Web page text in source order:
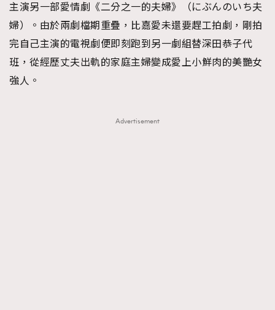
主演另一部愛情劇《二分之一的夫婦》（にぶんのいち夫
婦）。由於兩劇檔期重疊，比嘉愛未還要趕工拍劇，剛拍
完自己主演的電視劇便即刻跑到另一劇組替深田恭子代
班，從經歷丈夫出軌的家庭主婦變成愛上小鮮肉的美艷女
強人。
Advertisement